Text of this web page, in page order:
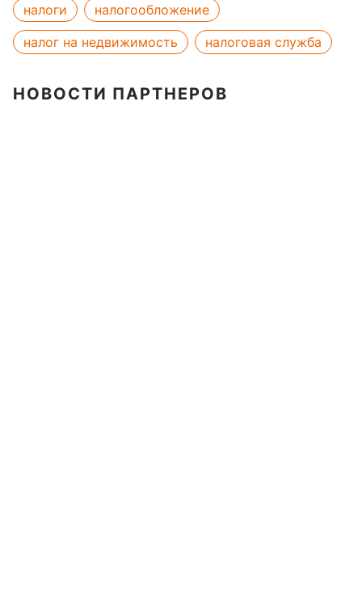
налоги
налогообложение
налог на недвижимость
налоговая служба
НОВОСТИ ПАРТНЕРОВ